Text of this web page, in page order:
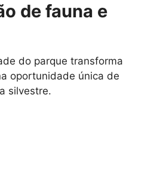
de fauna e
do parque transforma
oportunidade única de
silvestre.